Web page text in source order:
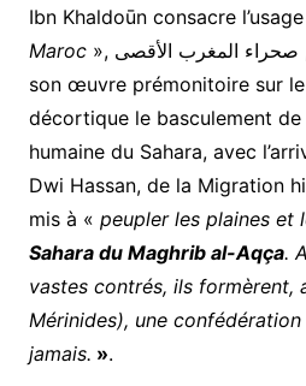
Ibn Khaldoūn consacre
Maroc», صحراء المغرب الأقصى , en l’intégrant dans
son œuvre prémonitoire sur
décortique le basculement
humaine du Sahara, avec
Dwi Hassan, de la Migration
mis à « peupler les plaines et
Sahara du Maghrib al-Aqça.
vastes contrés, ils formèrent,
Mérinides), une
jamais. ».